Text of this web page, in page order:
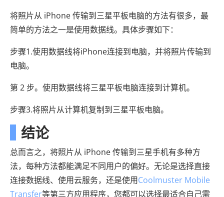
将照片从 iPhone 传输到三星平板电脑的方法有很多，最
简单的方法之一是使用数据线。具体步骤如下：
步骤1.使用数据线将iPhone连接到电脑，并将照片传输到
电脑。
第 2 步。使用数据线将三星平板电脑连接到计算机。
步骤3.将照片从计算机复制到三星平板电脑。
结论
总而言之，将照片从 iPhone 传输到三星手机有多种方
法，每种方法都能满足不同用户的偏好。无论是选择直接
连接数据线、使用云服务，还是使用Coolmuster Mobile
Transfer等第三方应用程序，您都可以选择最适合自己需